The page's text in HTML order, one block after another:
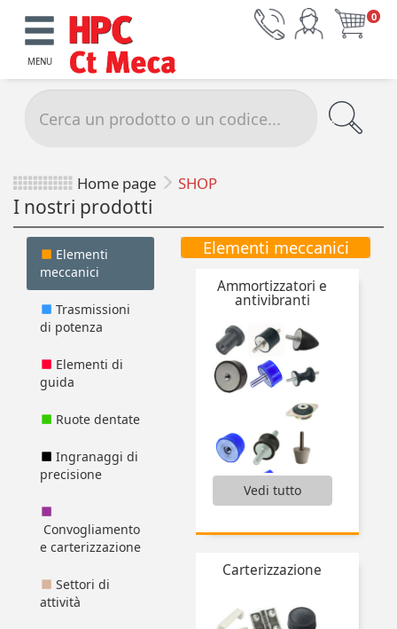
MENU
0
Home page SHOP
I nostri prodotti
Elementi
meccanici
Trasmissioni
di potenza
Elementi di
guida
Ruote dentate
Ingranaggi di
precisione
Convogliamento
e carterizzazione
Settori di
attività
Elementi meccanici
Ammortizzatori e
antivibranti
Antivibranti,
Piedini antivibranti,
Supporti antivibranti a campana,
Vedi tutto
Carterizzazione